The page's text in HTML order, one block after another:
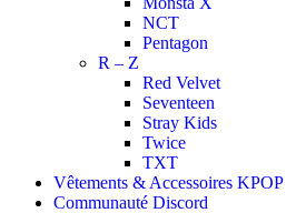
NCT
Pentagon
R – Z
Red Velvet
Seventeen
Stray Kids
Twice
TXT
Vêtements & Accessoires KPOP
Communauté Discord